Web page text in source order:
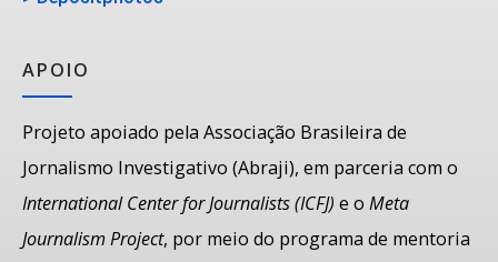
APOIO
Projeto apoiado pela Associação Brasileira de
Jornalismo Investigativo (Abraji), em parceria com o
International Center for Journalists (ICFJ) e o Meta
Journalism Project, por meio do programa de mentoria